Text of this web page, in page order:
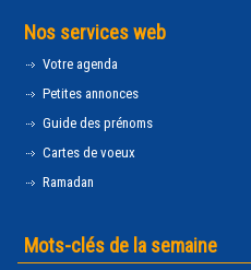
Nos services web
Votre agenda
Petites annonces
Guide des prénoms
Cartes de voeux
Ramadan
Mots-clés de la semaine